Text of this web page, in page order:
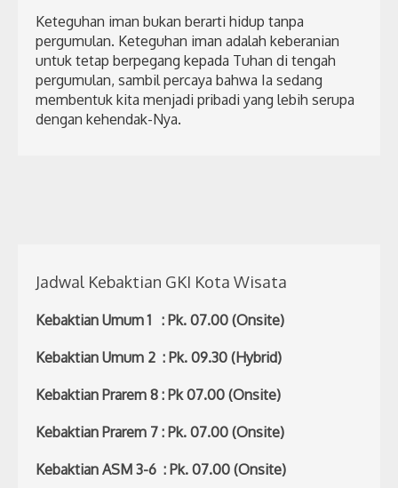
Keteguhan iman bukan berarti hidup tanpa
pergumulan. Keteguhan iman adalah keberanian
untuk tetap berpegang kepada Tuhan di tengah
pergumulan, sambil percaya bahwa Ia sedang
membentuk kita menjadi pribadi yang lebih serupa
dengan kehendak-Nya.
Jadwal Kebaktian GKI Kota Wisata
Kebaktian Umum 1 : Pk. 07.00 (Onsite)
Kebaktian Umum 2 : Pk. 09.30 (Hybrid)
Kebaktian Prarem 8 : Pk 07.00 (Onsite)
Kebaktian Prarem 7 : Pk. 07.00 (Onsite)
Kebaktian ASM 3-6 : Pk. 07.00 (Onsite)